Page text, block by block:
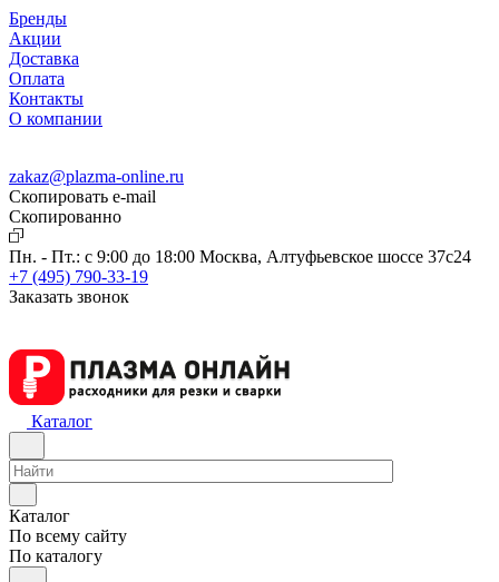
Бренды
Акции
Доставка
Оплата
Контакты
О компании
zakaz@plazma-online.ru
Скопировать e-mail
Cкопированно
Пн. - Пт.: с 9:00 до 18:00 Москва, Алтуфьевское шоссе 37с24
+7 (495) 790-33-19
Заказать звонок
Каталог
Каталог
По всему сайту
По каталогу